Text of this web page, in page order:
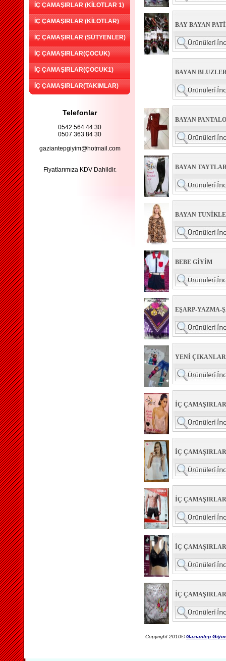
İÇ ÇAMAŞIRLAR (KİLOTLAR 1)
İÇ ÇAMAŞIRLAR (KİLOTLAR)
İÇ ÇAMAŞIRLAR (SÜTYENLER)
İÇ ÇAMAŞIRLAR(ÇOCUK)
İÇ ÇAMAŞIRLAR(ÇOCUK1)
İÇ ÇAMAŞIRLAR(TAKIMLAR)
Telefonlar
0542 564 44 30
0507 363 84 30
gaziantepgiyim@hotmail.com
Fiyatlarımıza KDV Dahildir.
BAY BAYAN
BAYAN
BAYAN
BAYAN
BAYAN
BEBE GİYİM
EŞARP-YAZMA-
YENİ ÇIKANLAR
İÇ
İÇ
İÇ
İÇ
İÇ
Copyright 2010©Gaziantep